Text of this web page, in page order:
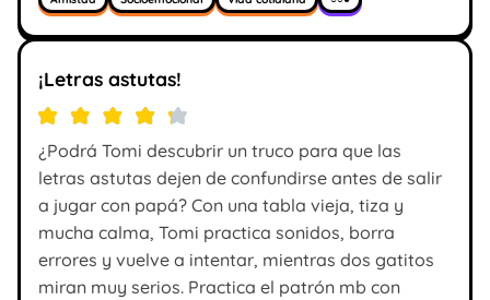
¡Letras astutas!
¿Podrá Tomi descubrir un truco para que las
letras astutas dejen de confundirse antes de salir
a jugar con papá? Con una tabla vieja, tiza y
mucha calma, Tomi practica sonidos, borra
errores y vuelve a intentar, mientras dos gatitos
miran muy serios. Practica el patrón mb con